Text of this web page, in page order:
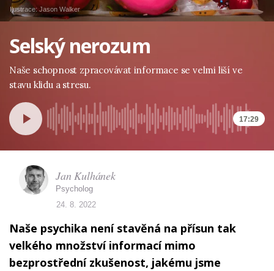
Ilustrace: Jason Walker
Selský nerozum
Naše schopnost zpracovávat informace se velmi liší ve
stavu klidu a stresu.
17:29
Naše psychika není stavěná na přísun tak
velkého množství informací mimo
bezprostřední zkušenost, jakému jsme
Jan Kulhánek
Psycholog
24. 8. 2022